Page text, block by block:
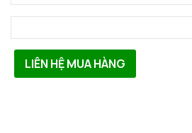
LIÊN HỆ MUA HÀNG